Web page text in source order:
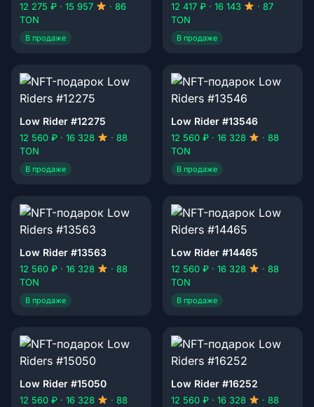
12 275 ₽ · 15 957
· 86
TON
В продаже
12 417 ₽ · 16 143
· 87
TON
В продаже
Low Rider #12275
12 560 ₽ · 16 328
· 88
TON
В продаже
Low Rider #13546
12 560 ₽ · 16 328
· 88
TON
В продаже
Low Rider #13563
12 560 ₽ · 16 328
· 88
TON
В продаже
Low Rider #14465
12 560 ₽ · 16 328
· 88
TON
В продаже
Low Rider #15050
12 560 ₽ · 16 328
· 88
Low Rider #16252
12 560 ₽ · 16 328
· 88